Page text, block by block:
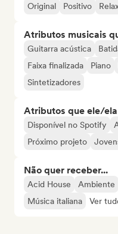
Original
Positivo
Atributos musicais
Guitarra acústica
Faixa finalizada
Piano
Sintetizadores
Atributos que ele/
Disponível no Spotify
Próximo projeto
Não quer receber...
Acid House Ambiente
Música italiana
Ver